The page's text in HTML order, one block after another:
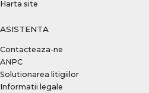
Harta site
ASISTENTA
Contacteaza-ne
ANPC
Solutionarea litigiilor
Informatii legale